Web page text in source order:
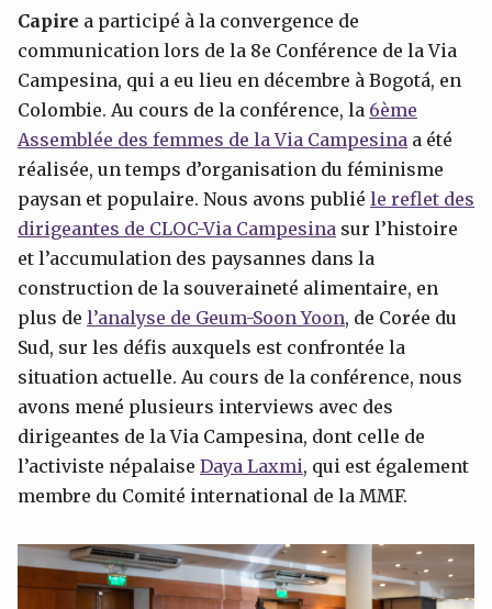
Capire a participé à la convergence de
communication lors de la 8e Conférence de la Via
Campesina, qui a eu lieu en décembre à Bogotá, en
Colombie. Au cours de la conférence, la 6ème
Assemblée des femmes de la Via Campesina a été
réalisée, un temps d’organisation du féminisme
paysan et populaire. Nous avons publié le reflet des
dirigeantes de CLOC-Via Campesina sur l’histoire
et l’accumulation des paysannes dans la
construction de la souveraineté alimentaire, en
plus de l’analyse de Geum-SoonYoon, de Corée du
Sud, sur les défis auxquels est confrontée la
situation actuelle. Au cours de la conférence, nous
avons mené plusieurs interviews avec des
dirigeantes de la Via Campesina, dont celle de
l’activiste népalaise Daya Laxmi, qui est également
membre du Comité international de la MMF.